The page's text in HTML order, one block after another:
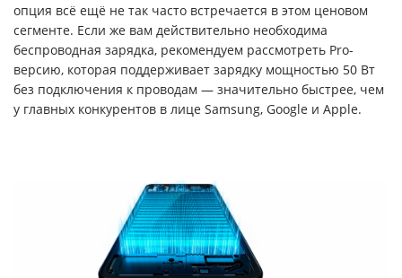
опция всё ещё не так часто встречается в этом ценовом
сегменте. Если же вам действительно необходима
беспроводная зарядка, рекомендуем рассмотреть Pro-
версию, которая поддерживает зарядку мощностью 50 Вт
без подключения к проводам — значительно быстрее, чем
у главных конкурентов в лице Samsung, Google и Apple.